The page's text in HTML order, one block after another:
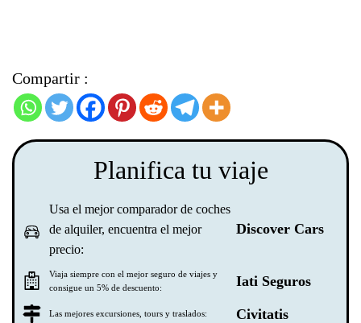
Compartir :
Planifica tu viaje
Usa el mejor comparador de coches
de alquiler, encuentra el mejor
precio:
Discover Cars
Viaja siempre con el mejor seguro de viajes y
consigue un 5% de descuento:
Iati Seguros
Las mejores excursiones, tours y traslados: Civitatis